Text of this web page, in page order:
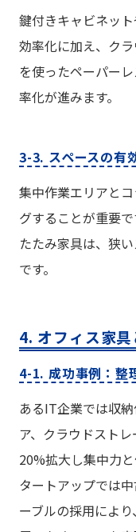
鍵付きキャビネッ
効率化に加え、ク
を使ったペーパー
率化が進みます。
3-3. スペースの有
集中作業エリアと
グすることが重要
たたみ家具は、狭
です。
4. オフィス家
4-1. 成功事例：整
あるIT企業では収
ア、クラウドスト
20%拡大し集中力
タートアップでは
ーブルの採用によ